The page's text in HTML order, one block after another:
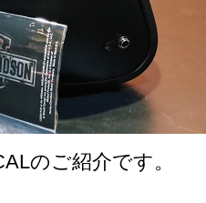
のご紹介です。